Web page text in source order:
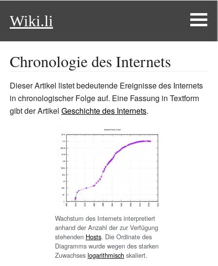
Wiki.li
Chronologie des Internets
Dieser Artikel listet bedeutende Ereignisse des Internets
in chronologischer Folge auf. Eine Fassung in Textform
gibt der Artikel Geschichte des Internets.
Wachstum des Internets interpretiert
anhand der Anzahl der zur Verfügung
stehenden Hosts. Die Ordinate des
Diagramms wurde wegen des starken
Zuwachses logarithmisch skaliert.